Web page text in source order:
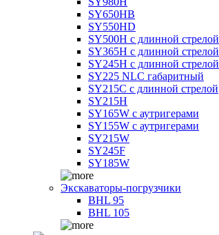
SY650HB
SY550HD
SY500H с длинной стрелой
SY365H с длинной стрелой
SY245H с длинной стрелой
SY225 NLC габаритный
SY215C с длинной стрелой
SY215H
SY165W с аутригерами
SY155W с аутригерами
SY215W
SY245F
SY185W
Экскаваторы-погрузчики
BHL 95
BHL 105